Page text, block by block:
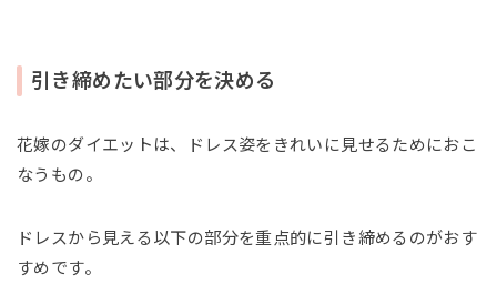
引き締めたい部分を決める
花嫁のダイエットは、ドレス姿をきれいに見せるためにおこ
なうもの。
ドレスから見える以下の部分を重点的に引き締めるのがおす
すめです。